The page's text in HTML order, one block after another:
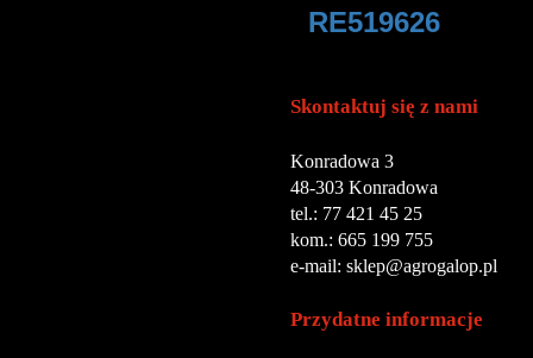
RE519626
Skontaktuj się z nami
Konradowa 3
48-303 Konradowa
tel.: 77 421 45 25
kom.: 665 199 755
e-mail: sklep@agrogalop.pl
Przydatne informacje